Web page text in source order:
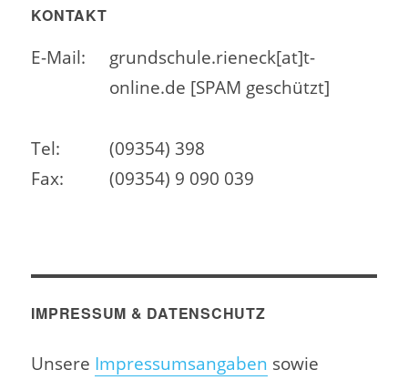
KONTAKT
E-Mail:
grundschule.rieneck[at]t-
online.de [SPAM geschützt]
Tel:
(09354) 398
Fax:
(09354) 9 090 039
IMPRESSUM & DATENSCHUTZ
Unsere Impressumsangaben sowie